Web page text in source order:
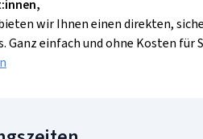
wir Ihnen einen direkten,
Ganz einfach und ohne Kosten für